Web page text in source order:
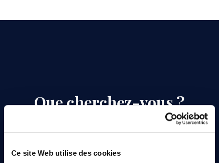
Ce site Web utilise des cookies
Que cherchez-vous ?